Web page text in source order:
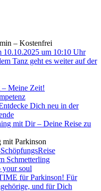
– Kostenfrei
10.10.2025 um 10:10 Uhr
Tanz geht es weiter auf der
– Meine Zeit!
Dich neu in der
mit Dir – Deine Reise zu
mit Parkinson
Schmetterling
soul
für Parkinson! Für
und für Dich